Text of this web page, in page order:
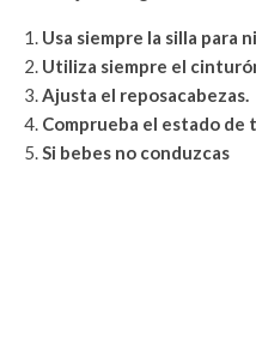
Usa siempre la silla para
Utiliza siempre el
Ajusta el reposacabezas.
Comprueba el estado de
Si bebes no conduzcas